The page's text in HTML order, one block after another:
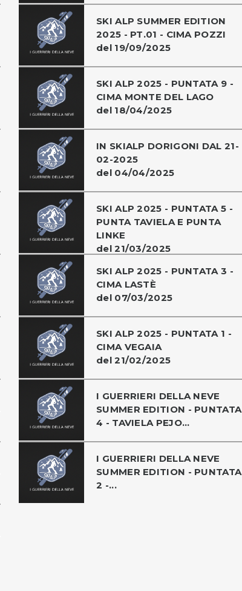
SKI ALP SUMMER EDITION
2025 - PT.01 - CIMA POZZI
del 19/09/2025
SKI ALP 2025 - PUNTATA 9 -
CIMA MONTE DEL LAGO
del 18/04/2025
IN SKIALP DORIGONI DAL 21-
02-2025
del 04/04/2025
SKI ALP 2025 - PUNTATA 5 -
PUNTA TAVIELA E PUNTA
LINKE
del 21/03/2025
SKI ALP 2025 - PUNTATA 3 -
CIMA LASTÈ
del 07/03/2025
SKI ALP 2025 - PUNTATA 1 -
CIMA VEGAIA
del 21/02/2025
I GUERRIERI DELLA NEVE
SUMMER EDITION - PUNTATA
4 - TAVIELA PEJO...
I GUERRIERI DELLA NEVE
SUMMER EDITION - PUNTATA
2 -...